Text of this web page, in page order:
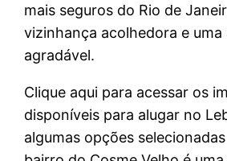
mais seguros do Rio de
vizinhança acolhedora e
agradável.
Clique aqui para acessar os
disponíveis para alugar no
algumas opções